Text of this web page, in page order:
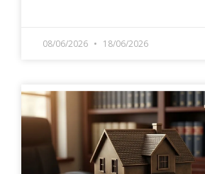
08/06/2026 18/06/2026